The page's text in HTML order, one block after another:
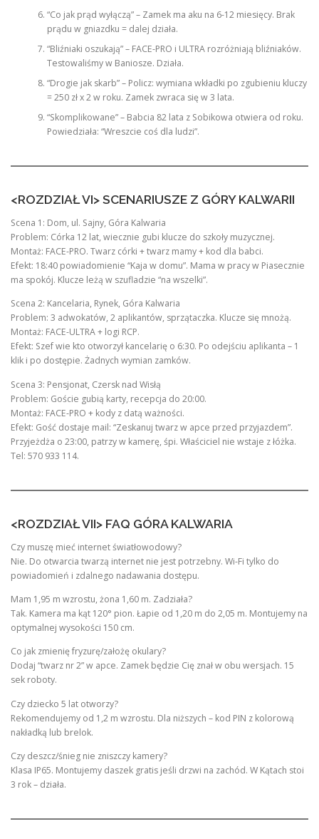
“Co jak prąd wyłączą” – Zamek ma aku na 6-12 miesięcy. Brak
prądu w gniazdku = dalej działa.
“Bliźniaki oszukają” – FACE-PRO i ULTRA rozróżniają bliźniaków.
Testowaliśmy w Baniosze. Działa.
“Drogie jak skarb” – Policz: wymiana wkładki po zgubieniu kluczy
= 250 zł x 2 w roku. Zamek zwraca się w 3 lata.
“Skomplikowane” – Babcia 82 lata z Sobikowa otwiera od roku.
Powiedziała: “Wreszcie coś dla ludzi”.
<ROZDZIAŁ VI> SCENARIUSZE Z GÓRY KALWARII
Scena 1: Dom, ul. Sajny, Góra Kalwaria
Problem: Córka 12 lat, wiecznie gubi klucze do szkoły muzycznej.
Montaż: FACE-PRO. Twarz córki + twarz mamy + kod dla babci.
Efekt: 18:40 powiadomienie “Kaja w domu”. Mama w pracy w Piasecznie
ma spokój. Klucze leżą w szufladzie “na wszelki”.
Scena 2: Kancelaria, Rynek, Góra Kalwaria
Problem: 3 adwokatów, 2 aplikantów, sprzątaczka. Klucze się mnożą.
Montaż: FACE-ULTRA + logi RCP.
Efekt: Szef wie kto otworzył kancelarię o 6:30. Po odejściu aplikanta – 1
klik i po dostępie. Żadnych wymian zamków.
Scena 3: Pensjonat, Czersk nad Wisłą
Problem: Goście gubią karty, recepcja do 20:00.
Montaż: FACE-PRO + kody z datą ważności.
Efekt: Gość dostaje mail: “Zeskanuj twarz w apce przed przyjazdem”.
Przyjeżdża o 23:00, patrzy w kamerę, śpi. Właściciel nie wstaje z łóżka.
Tel: 570 933 114.
<ROZDZIAŁ VII> FAQ GÓRA KALWARIA
Czy muszę mieć internet światłowodowy?
Nie. Do otwarcia twarzą internet nie jest potrzebny. Wi-Fi tylko do
powiadomień i zdalnego nadawania dostępu.
Mam 1,95 m wzrostu, żona 1,60 m. Zadziała?
Tak. Kamera ma kąt 120° pion. Łapie od 1,20 m do 2,05 m. Montujemy na
optymalnej wysokości 150 cm.
Co jak zmienię fryzurę/założę okulary?
Dodaj “twarz nr 2” w apce. Zamek będzie Cię znał w obu wersjach. 15
sek roboty.
Czy dziecko 5 lat otworzy?
Rekomendujemy od 1,2 m wzrostu. Dla niższych – kod PIN z kolorową
nakładką lub brelok.
Czy deszcz/śnieg nie zniszczy kamery?
Klasa IP65. Montujemy daszek gratis jeśli drzwi na zachód. W Kątach stoi
3 rok – działa.